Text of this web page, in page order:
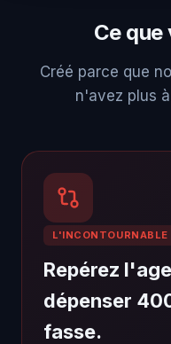
Ce
Créé parce que
n'avez plus
L'INCONTOURNABLE
Repérez
dépenser
fasse.